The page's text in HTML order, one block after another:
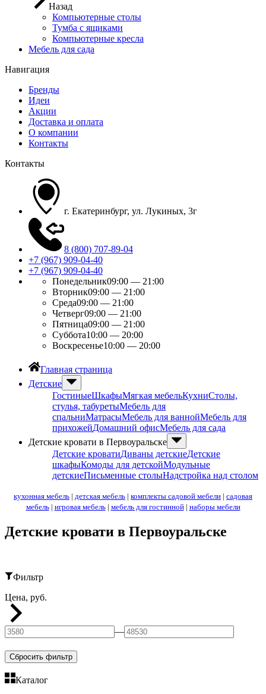
Назад
Компьютерные столы
Тумба с ящиками
Компьютерные кресла
Мебель для сада
Навигация
Бренды
Идеи
Акции
Доставка и оплата
О компании
Контакты
Контакты
г. Екатеринбург, ул. Лукиных, 3г
8 (800) 707-89-04
+7 (967) 909-04-40
+7 (967) 909-04-40
Понедельник09:00 — 21:00
Вторник09:00 — 21:00
Среда09:00 — 21:00
Четверг09:00 — 21:00
Пятница09:00 — 21:00
Суббота10:00 — 20:00
Воскресенье10:00 — 20:00
Главная страница
Детские
ГостиныеШкафыМягкая мебельКухниСтолы,
стулья, табуретыМебель для
спальниМатрасыМебель для ваннойМебель для
прихожейДомашний офисМебель для сада
Детские кровати в Первоуральске
Детские кроватиДиваны детскиеДетские
шкафыКомоды для детскойМодульные
детскиеПисьменные столыНадстройка над столом
кухонная мебель | детская мебель | комплекты садовой мебели | садовая
мебель| игровая мебель| мебель для гостинной| наборы мебели
Детские кровати в Первоуральске
Фильтр
Цена, руб.
—
Сбросить фильтр
Каталог